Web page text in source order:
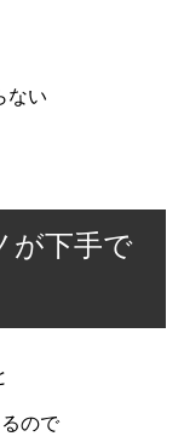
ない
が下手で
ので